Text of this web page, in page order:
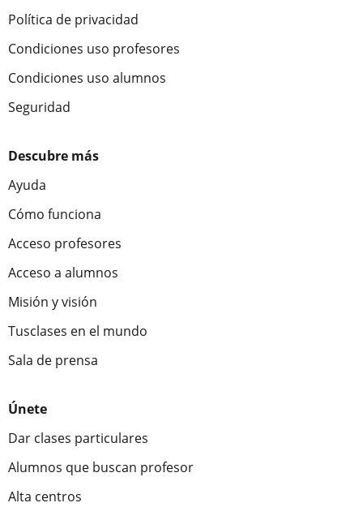
Política de privacidad
Condiciones uso profesores
Condiciones uso alumnos
Seguridad
Descubre más
Ayuda
Cómo funciona
Acceso profesores
Acceso a alumnos
Misión y visión
Tusclases en el mundo
Sala de prensa
Únete
Dar clases particulares
Alumnos que buscan profesor
Alta centros